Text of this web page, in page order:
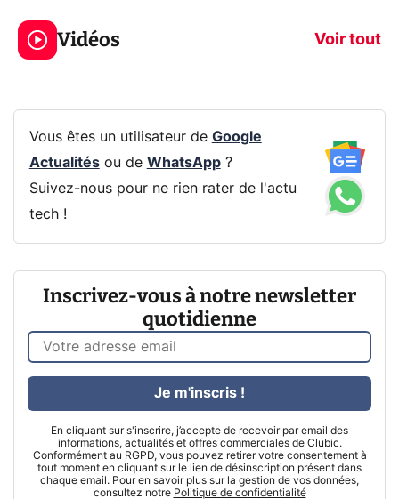
Vidéos Voir tout
jeux dans la
prochaine Xbox !
navigation
Vous êtes un utilisateur de Google
Actualitésou de WhatsApp?
Suivez-nous pour ne rien rater de l'actu
tech !
Inscrivez-vous à notre newsletter
quotidienne
En cliquant sur s'inscrire, j’accepte de recevoir par email des
informations, actualités et offres commerciales de Clubic.
Conformément au RGPD, vous pouvez retirer votre consentement à
tout moment en cliquant sur le lien de désinscription présent dans
chaque email. Pour en savoir plus sur la gestion de vos données,
consultez notre Politique de confidentialité
Je m'inscris !